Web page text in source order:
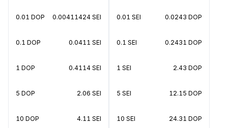
0.01 DOP 0.00411424 SEI
0.1 DOP 0.0411 SEI
1 DOP 0.4114 SEI
5 DOP 2.06 SEI
10 DOP 4.11 SEI
0.01 SEI 0.0243 DOP
0.1 SEI 0.2431 DOP
1 SEI 2.43 DOP
5 SEI 12.15 DOP
10 SEI 24.31 DOP